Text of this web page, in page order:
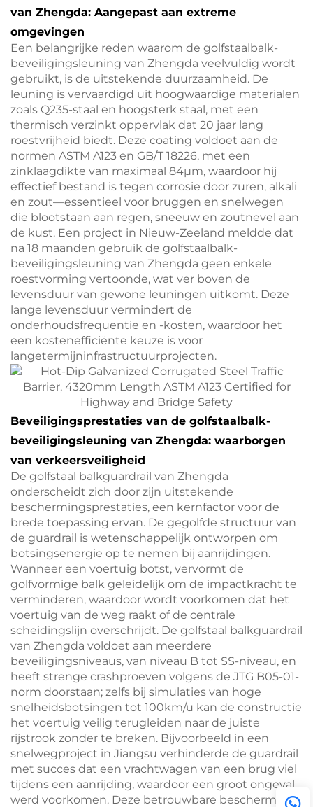
van Zhengda: Aangepast aan extreme
omgevingen
Een belangrijke reden waarom de golfstaalbalk-
beveiligingsleuning van Zhengda veelvuldig wordt
gebruikt, is de uitstekende duurzaamheid. De
leuning is vervaardigd uit hoogwaardige materialen
zoals Q235-staal en hoogsterk staal, met een
thermisch verzinkt oppervlak dat 20 jaar lang
roestvrijheid biedt. Deze coating voldoet aan de
normen ASTM A123 en GB/T 18226, met een
zinklaagdikte van maximaal 84μm, waardoor hij
effectief bestand is tegen corrosie door zuren, alkali
en zout—essentieel voor bruggen en snelwegen
die blootstaan aan regen, sneeuw en zoutnevel aan
de kust. Een project in Nieuw-Zeeland meldde dat
na 18 maanden gebruik de golfstaalbalk-
beveiligingsleuning van Zhengda geen enkele
roestvorming vertoonde, wat ver boven de
levensduur van gewone leuningen uitkomt. Deze
lange levensduur vermindert de
onderhoudsfrequentie en -kosten, waardoor het
een kostenefficiënte keuze is voor
langetermijninfrastructuurprojecten.
Beveiligingsprestaties van de golfstaalbalk-
beveiligingsleuning van Zhengda: waarborgen
van verkeersveiligheid
De golfstaal balkguardrail van Zhengda
onderscheidt zich door zijn uitstekende
beschermingsprestaties, een kernfactor voor de
brede toepassing ervan. De gegolfde structuur van
de guardrail is wetenschappelijk ontworpen om
botsingsenergie op te nemen bij aanrijdingen.
Wanneer een voertuig botst, vervormt de
golfvormige balk geleidelijk om de impactkracht te
verminderen, waardoor wordt voorkomen dat het
voertuig van de weg raakt of de centrale
scheidingslijn overschrijdt. De golfstaal balkguardrail
van Zhengda voldoet aan meerdere
beveiligingsniveaus, van niveau B tot SS-niveau, en
heeft strenge crashproeven volgens de JTG B05-01-
norm doorstaan; zelfs bij simulaties van hoge
snelheidsbotsingen tot 100km/u kan de constructie
het voertuig veilig terugleiden naar de juiste
rijstrook zonder te breken. Bijvoorbeeld in een
snelwegproject in Jiangsu verhinderde de guardrail
met succes dat een vrachtwagen van een brug viel
tijdens een aanrijding, waardoor een groot ongeval
werd voorkomen. Deze betrouwbare bescherming